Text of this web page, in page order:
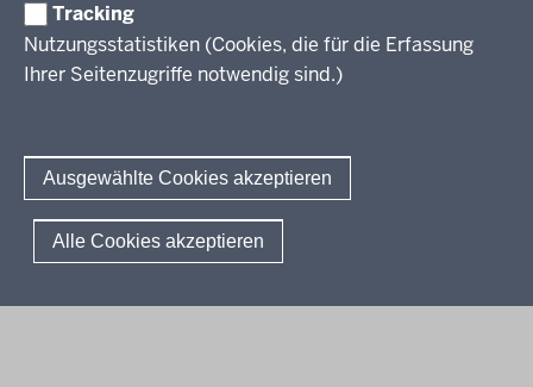
Tracking
Nutzungsstatistiken (Cookies, die für die Erfassung
Ihrer Seitenzugriffe notwendig sind.)
Ausgewählte Cookies akzeptieren
Alle Cookies akzeptieren
Erwachsenenbildung
Wir über uns
Berichtswesen Weiterbildung
ElternMitWirkung NRW
KI:EB
Amtsblattabonnieren
© 2026 QUA-LiS
Fußzeile
Impressum Datenschutzerklärung